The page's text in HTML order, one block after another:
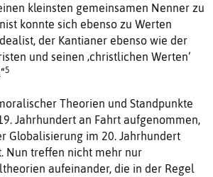
kleinsten gemeinsamen Nenner zu
konnte sich ebenso zu Werten
der Kantianer ebenso wie der
und seinen ‚christlichen Werten‘
5
Theorien und Standpunkte
Jahrhundert an Fahrt aufgenommen,
Globalisierung im 20. Jahrhundert
Nun treffen nicht mehr nur
aufeinander, die in der Regel